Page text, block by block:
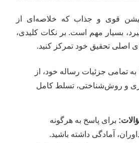
قوی و جذاب که خلاصه‌ای از
بسیار مهم است. بر نکات کلیدی،
اصلی تحقیق خود تمرکز کنید.
به تمامی جزئیات رساله خود، از
و روش‌شناختی، تسلط کامل
برای پاسخ به هرگونه
آمادگی داشته باشید.